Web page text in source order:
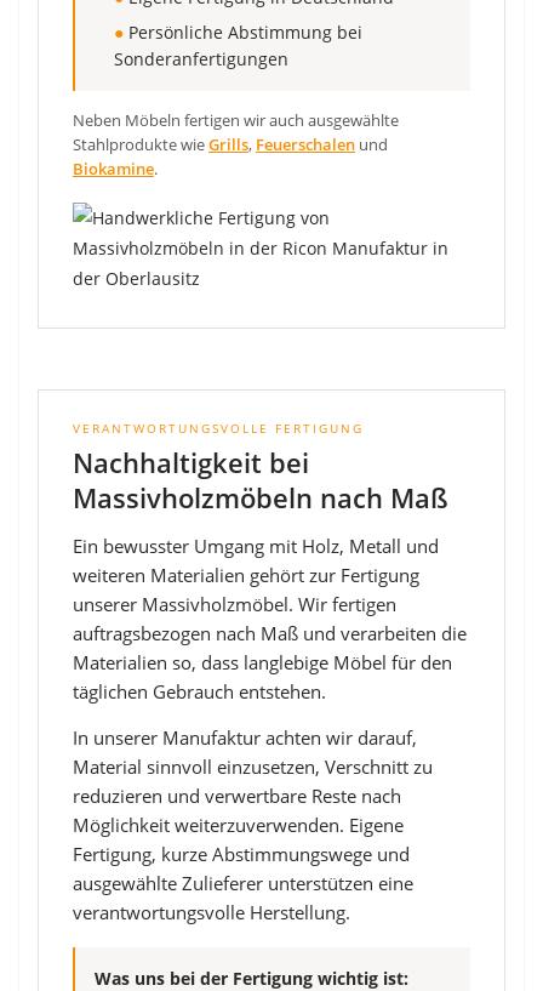
● Persönliche Abstimmung bei
Sonderanfertigungen
Neben Möbeln fertigen wir auch ausgewählte
Stahlprodukte wieGrills, Feuerschalen und
Biokamine.
VERANTWORTUNGSVOLLE FERTIGUNG
Nachhaltigkeit bei
Massivholzmöbeln nach Maß
Ein bewusster Umgang mit Holz, Metall und
weiteren Materialien gehört zur Fertigung
unserer Massivholzmöbel. Wir fertigen
auftragsbezogen nach Maß und verarbeiten die
Materialien so, dass langlebige Möbel für den
täglichen Gebrauch entstehen.
In unserer Manufaktur achten wir darauf,
Material sinnvoll einzusetzen, Verschnitt zu
reduzieren und verwertbare Reste nach
Möglichkeit weiterzuverwenden. Eigene
Fertigung, kurze Abstimmungswege und
ausgewählte Zulieferer unterstützen eine
verantwortungsvolle Herstellung.
Was uns bei der Fertigung wichtig ist: